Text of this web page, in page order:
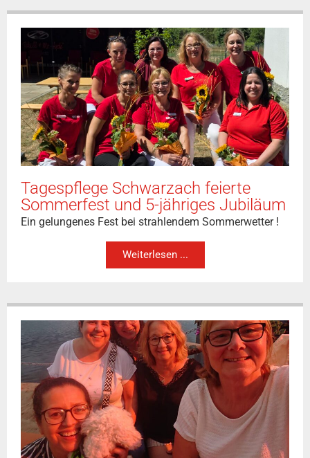
Tagespflege Schwarzach feierte
Sommerfest und 5-jähriges Jubiläum
Ein gelungenes Fest bei strahlendem Sommerwetter !
Weiterlesen ...